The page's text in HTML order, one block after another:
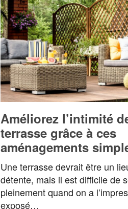
Améliorez l’intimité
terrasse grâce à ces
aménagements
Une terrasse devrait être un
détente, mais il est difficile de
pleinement quand on a
exposé…